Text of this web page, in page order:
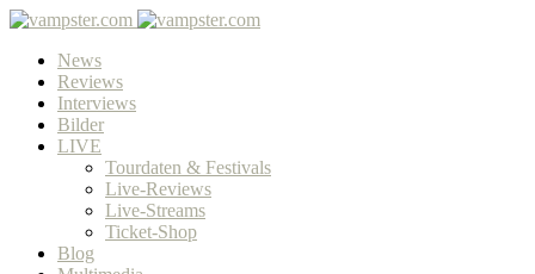
News
Reviews
Interviews
Bilder
LIVE
Tourdaten & Festivals
Live-Reviews
Live-Streams
Ticket-Shop
Blog